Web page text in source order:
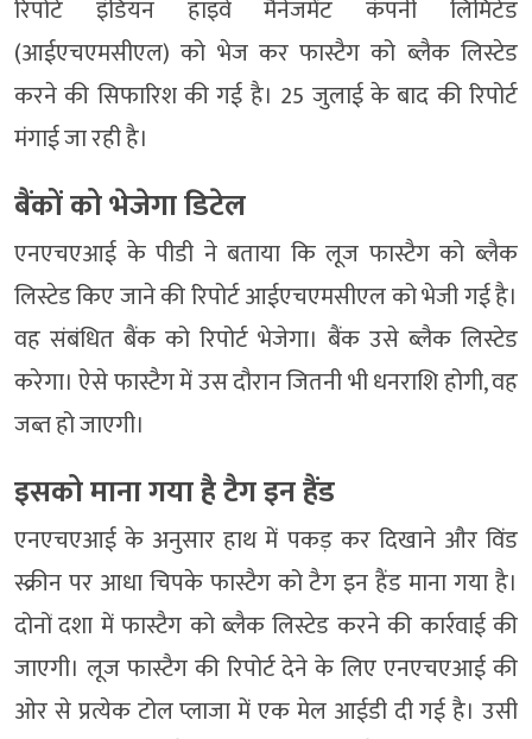
रिपोर्ट इंडियन हाइवे मैनेजमेंट कंपनी लिमिटेड
(आईएचएमसीएल) को भेज कर फास्टैग को ब्लैक लिस्टेड
करने की सिफारिश की गई है। 25 जुलाई के बाद की रिपोर्ट
मंगाई जा रही है।
बैंकों को भेजेगा डिटेल
एनएचएआई के पीडी ने बताया कि लूज फास्टैग को ब्लैक
लिस्टेड किए जाने की रिपोर्ट आईएचएमसीएल को भेजी गई है।
वह संबंधित बैंक को रिपोर्ट भेजेगा। बैंक उसे ब्लैक लिस्टेड
करेगा। ऐसे फास्टैग में उस दौरान जितनी भी धनराशि होगी, वह
जब्त हो जाएगी।
इसको माना गया है टैग इन हैंड
एनएचएआई के अनुसार हाथ में पकड़ कर दिखाने और विंड
स्क्रीन पर आधा चिपके फास्टैग को टैग इन हैंड माना गया है।
दोनों दशा में फास्टैग को ब्लैक लिस्टेड करने की कार्रवाई की
जाएगी। लूज फास्टैग की रिपोर्ट देने के लिए एनएचएआई की
ओर से प्रत्येक टोल प्लाजा में एक मेल आईडी दी गई है। उसी